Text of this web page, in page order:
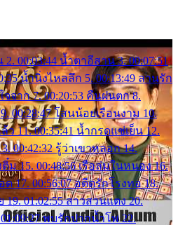
2. 00:03:44 น้ำตาอีสาน 3. 00:07:51
น้ำนิ่งไหลลึก 5. 00:13:49 ลานรัก
จจาก 7. 00:20:53 คืนฝนตก 8.
00:28:47 โสนน้อยเรือนงาม 10.
ว 11. 00:35:41 น้ำกรดแช่เย็น 12.
00:42:32 รู้ว่าเขาหลอก 14.
ม 15. 00:48:56 เรือล่มในหนอง 16.
ด 17. 00:56:07 อดีตรักโรงทอ 18.
19. 01:02:55 สาวสวนแตง 20.
พบรักปากน้ำโพ 22.